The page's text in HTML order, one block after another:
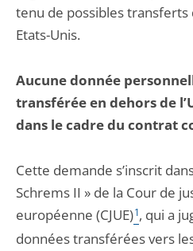
tenu de possibles transferts
Etats-Unis.
Aucune donnée
transférée en dehors de
dans le cadre du contrat
Cette demande s’inscrit
Schrems II » de la Cour de
européenne (CJUE)1, qui a
données transférées vers